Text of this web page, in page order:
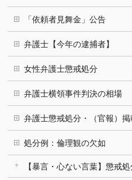
「依頼者見舞金」公告
弁護士【今年の逮捕者】
女性弁護士懲戒処分
弁護士横領事件判決の相場
弁護士懲戒処分・（官報）掲
処分例：倫理観の欠如
【暴言・心ない言葉】懲戒処